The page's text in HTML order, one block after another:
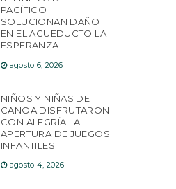
PACÍFICO
SOLUCIONAN DAÑO
EN EL ACUEDUCTO LA
ESPERANZA
agosto 6, 2026
NIÑOS Y NIÑAS DE
CANOA DISFRUTARON
CON ALEGRÍA LA
APERTURA DE JUEGOS
INFANTILES
agosto 4, 2026